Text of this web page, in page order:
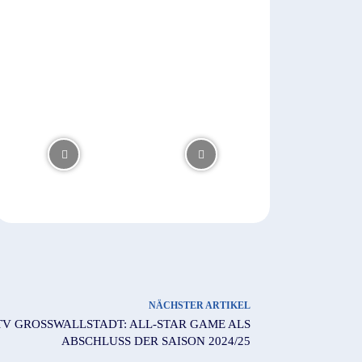
NÄCHSTER ARTIKEL
GROSSWALLSTADT: ALL-STAR GAME ALS A
BSCHLUSS DER SAISON 2024/25